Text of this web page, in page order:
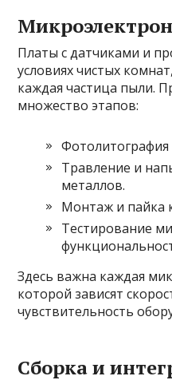
Платы с датчиками и
условиях чистых
каждая частица пыли.
множество этапов:
Фотолитография
Травление и
металлов.
Монтаж и пайка
Тестирование
Здесь важна каждая
которой зависят
чувствительность
Сборка и